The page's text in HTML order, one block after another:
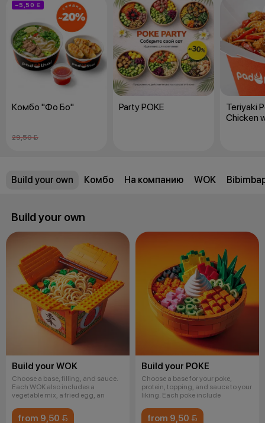
−5,50 
Комбо "Фо Бо"
29,50 
Party POKE
Teriyaki
Chicken
Build your own Комбо На компанию WOK
Build your own
Build your WOK
Choose a base, filling, and sauce.
Each WOK also includes a
vegetable mix, a fried egg, an
from 9,50 
Build your POKE
Choose a base for your poke,
protein, topping, and sauce to your
liking. Each poke include
from 9,50 